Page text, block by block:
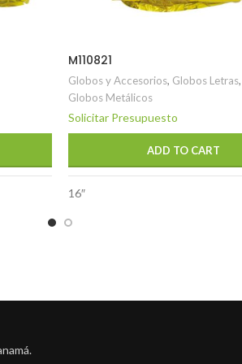
M110821
Globos y Accesorios, Globos Letras,
Globos Metálicos
Solicitar Presupuesto
ADD TO CART
16″